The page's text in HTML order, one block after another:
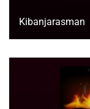
Kibanjarasman